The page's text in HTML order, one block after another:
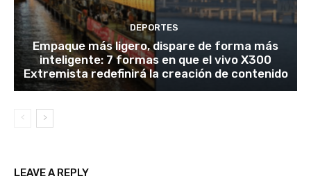
DEPORTES
Empaque más ligero, dispare de forma más
inteligente: 7 formas en que el vivo X300
Extremista redefinirá la creación de contenido
LEAVE A REPLY